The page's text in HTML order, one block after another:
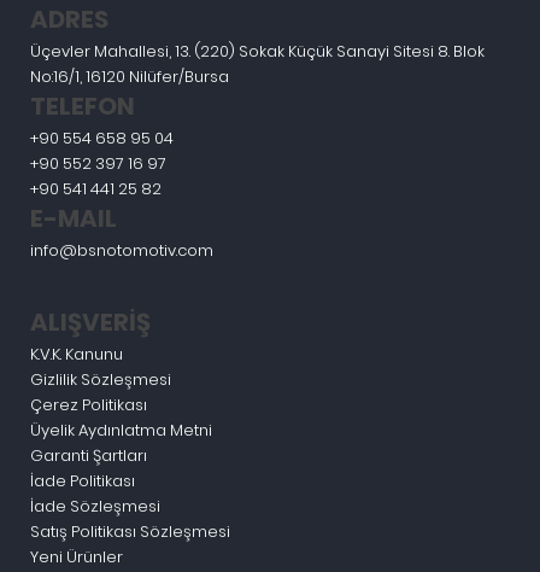
ADRES
Üçevler Mahallesi, 13. (220) Sokak Küçük Sanayi Sitesi 8. Blok
No:16/1, 16120 Nilüfer/Bursa
TELEFON
+90 554 658 95 04
+90 552 397 16 97
+90 541 441 25 82
E-MAIL
info@bsnotomotiv.com
ALIŞVERİŞ
K.V.K. Kanunu
Gizlilik Sözleşmesi
Çerez Politikası
Üyelik Aydınlatma Metni
Garanti Şartları
İade Politikası
İade Sözleşmesi
Satış Politikası Sözleşmesi
Yeni Ürünler